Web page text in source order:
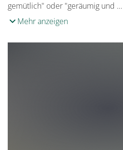
gemütlich" oder "geräumig und …
Mehr anzeigen